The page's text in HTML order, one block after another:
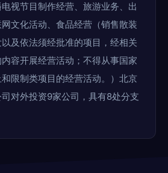
视节目制作经营、旅游业务、出
文化活动、食品经营（销售散装
及依法须经批准的项目，经相关
容开展经营活动；不得从事国家
限制类项目的经营活动。）北京
对外投资9家公司，具有8处分支